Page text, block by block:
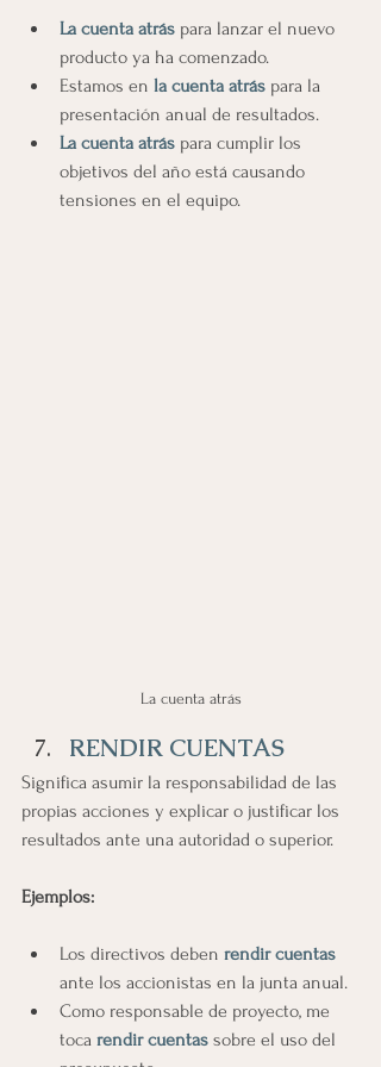
La cuenta atrás para lanzar el nuevo
producto ya ha comenzado.
Estamos en la cuenta atrás para la
presentación anual de resultados.
La cuenta atrás para cumplir los
objetivos del año está causando
tensiones en el equipo.
La cuenta atrás
RENDIR CUENTAS
Significa asumir la responsabilidad de las
propias acciones y explicar o justificar los
resultados ante una autoridad o superior.
Ejemplos:
Los directivos deben rendir cuentas
ante los accionistas en la junta anual.
Como responsable de proyecto, me
toca rendir cuentas sobre el uso del